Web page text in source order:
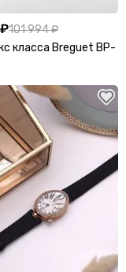
Piguet
Bruzziches
101 994 ₽
класса Breguet BP-